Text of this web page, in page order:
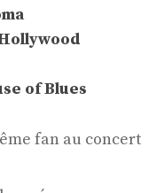
of Blues
fan au concert